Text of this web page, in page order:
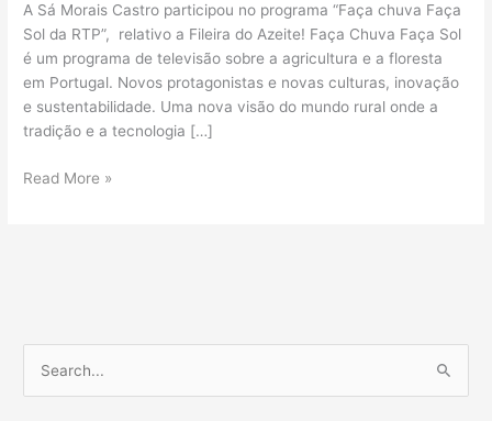
A Sá Morais Castro participou no programa “Faça chuva Faça
Sol da RTP”, relativo a Fileira do Azeite! Faça Chuva Faça Sol
é um programa de televisão sobre a agricultura e a floresta
em Portugal. Novos protagonistas e novas culturas, inovação
e sustentabilidade. Uma nova visão do mundo rural onde a
tradição e a tecnologia […]
programa
Faça
Chuva
Faça
Sol
da
Read More »